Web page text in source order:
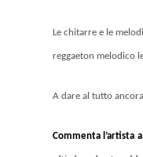
Le chitarre e le
reggaeton melodico
A dare al tutto
Commenta l’artista